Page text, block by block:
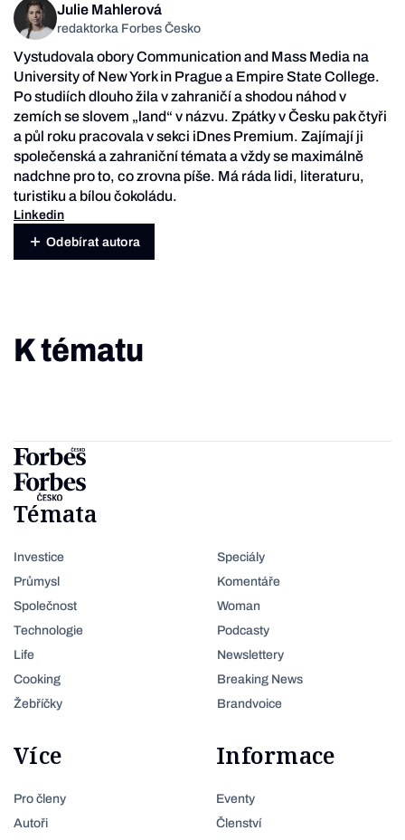
Julie Mahlerová
redaktorka Forbes Česko
Vystudovala obory Communication and Mass Media na
University of New York in Prague a Empire State College.
Po studiích dlouho žila v zahraničí a shodou náhod v
zemích se slovem „land“ v názvu. Zpátky v Česku pak čtyři
a půl roku pracovala v sekci iDnes Premium. Zajímají ji
společenská a zahraniční témata a vždy se maximálně
nadchne pro to, co zrovna píše. Má ráda lidi, literaturu,
turistiku a bílou čokoládu.
Linkedin
Odebírat autora
K tématu
Témata
Investice
Průmysl
Společnost
Technologie
Life
Cooking
Žebříčky
Speciály
Komentáře
Woman
Podcasty
Newslettery
Breaking News
Brandvoice
Více
Pro členy
Autoři
Informace
Eventy
Členství